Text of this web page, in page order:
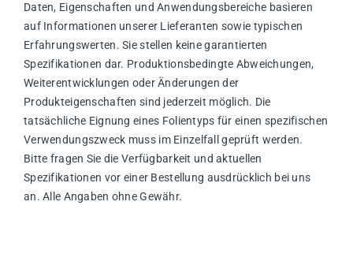
Daten, Eigenschaften und Anwendungsbereiche basieren
auf Informationen unserer Lieferanten sowie typischen
Erfahrungswerten. Sie stellen keine garantierten
Spezifikationen dar. Produktionsbedingte Abweichungen,
Weiterentwicklungen oder Änderungen der
Produkteigenschaften sind jederzeit möglich. Die
tatsächliche Eignung eines Folientyps für einen spezifischen
Verwendungszweck muss im Einzelfall geprüft werden.
Bitte fragen Sie die Verfügbarkeit und aktuellen
Spezifikationen vor einer Bestellung ausdrücklich bei uns
an. Alle Angaben ohne Gewähr.